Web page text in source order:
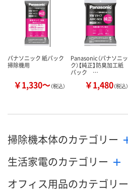
パナソニック 紙パック
掃除機用
￥1,330～（税込）
Panasonic（パナソニッ
ク）【純正】防臭加工紙
パック …
￥1,480（税込）
掃除機本体のカテゴリー
生活家電のカテゴリー
オフィス用品のカテゴリー